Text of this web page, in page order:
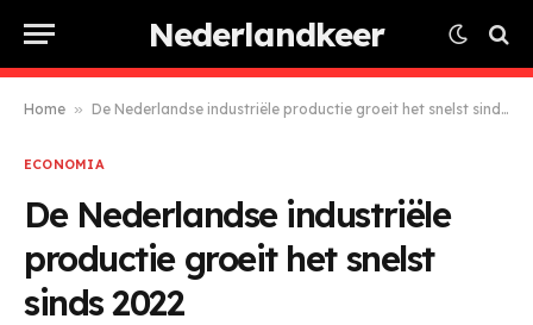
Nederlandkeer
Home » De Nederlandse industriële productie groeit het snelst sinds 2022
ECONOMIA
De Nederlandse industriële
productie groeit het snelst
sinds 2022